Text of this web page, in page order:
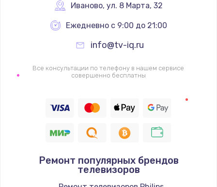
900 руб.
Заказать
Не работает
1400 руб.
Восстановление цепи питания, пайка
Заказать
Программный ремонт/прошивка
Иваново, ул. 8 Марта, 32
Ежедневно с 9:00 до 21:00
info@tv-iq.ru
Все консультации по телефону в нашем сервисе
совершенно бесплатны
Ремонт популярных брендов
телевизоров